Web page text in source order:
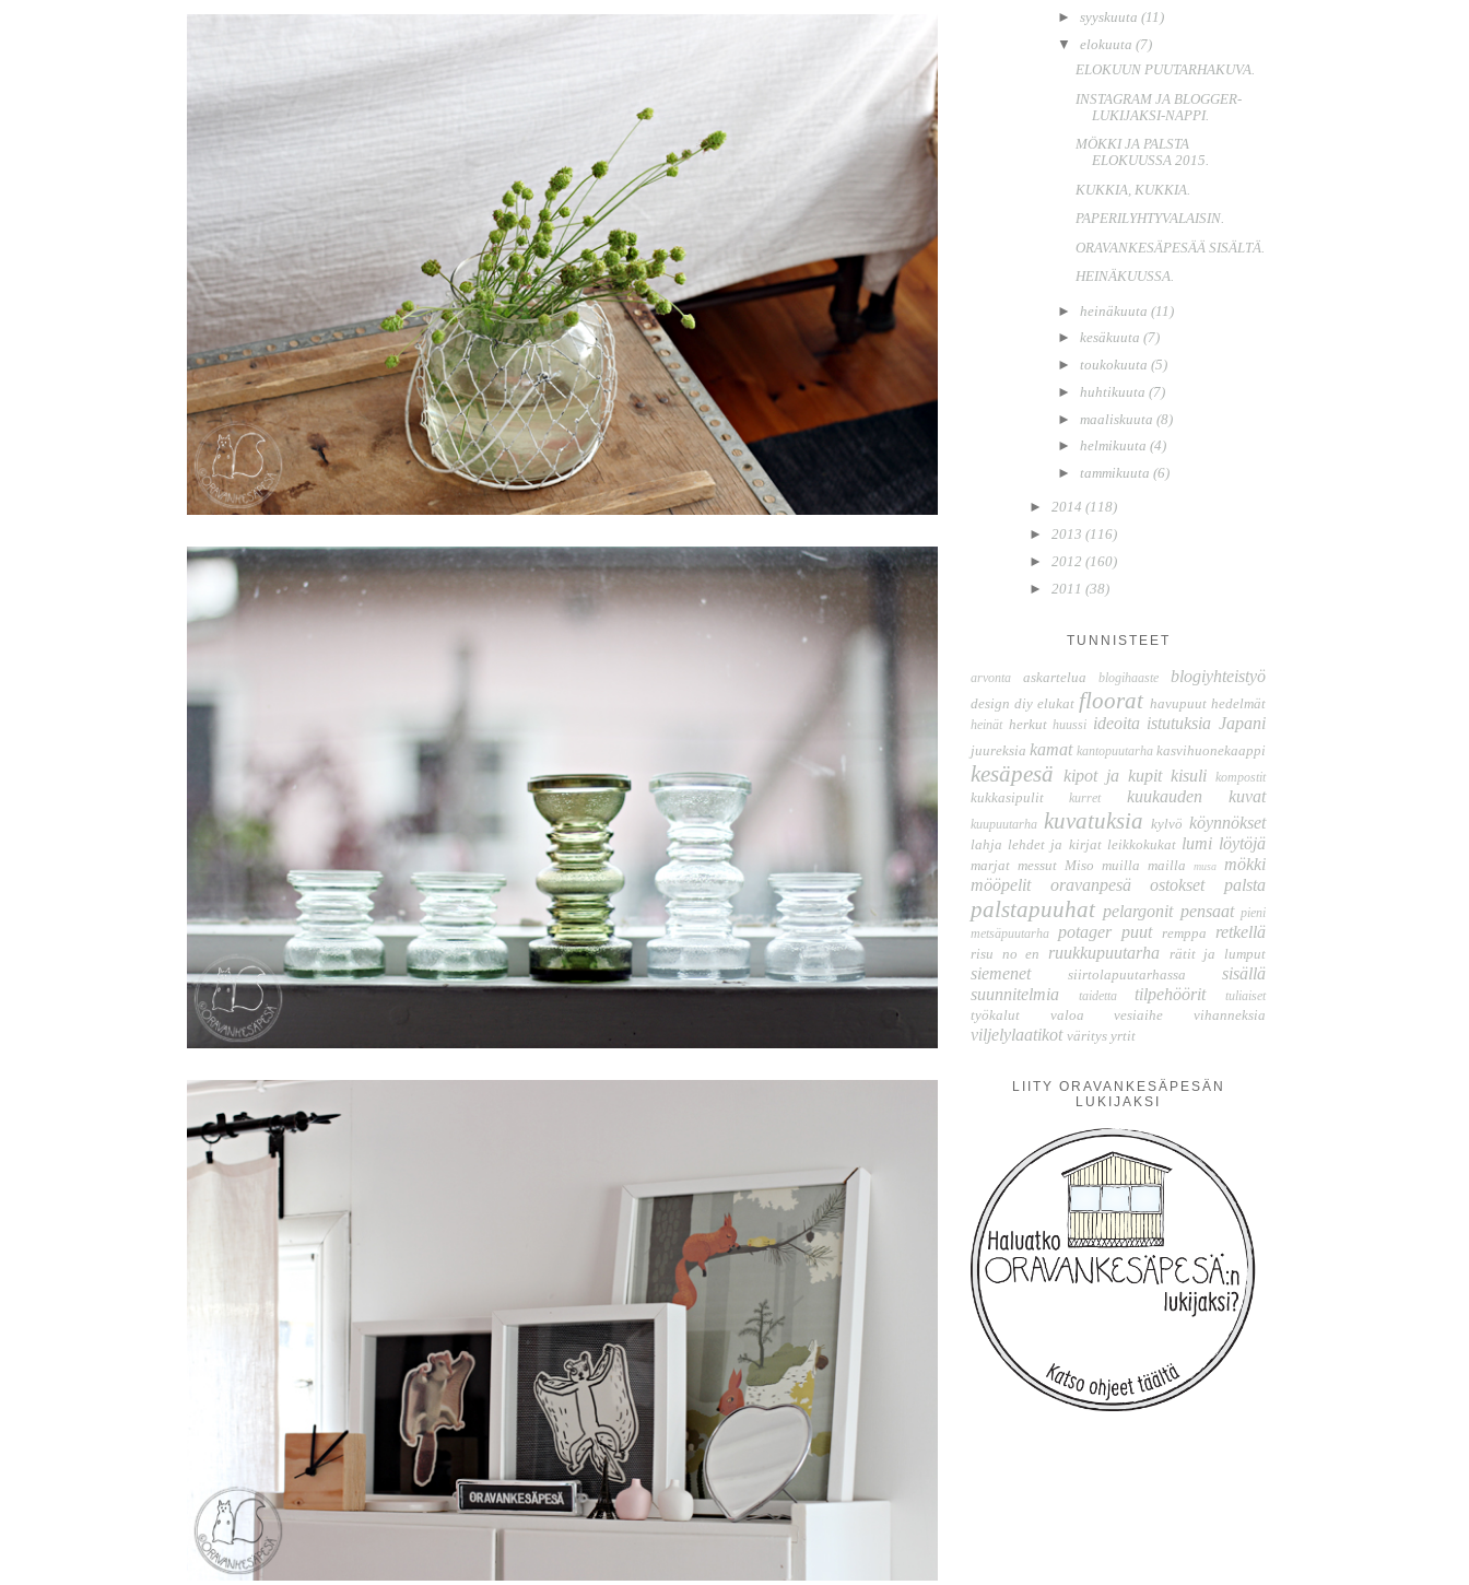
► syyskuuta (11)
▼
elokuuta (7)
ELOKUUN PUUTARHAKUVA.
INSTAGRAM JA BLOGGER-
LUKIJAKSI-NAPPI.
MÖKKI JA PALSTA
ELOKUUSSA 2015.
KUKKIA, KUKKIA.
PAPERILYHTYVALAISIN.
ORAVANKESÄPESÄÄ SISÄLTÄ.
HEINÄKUUSSA.
► heinäkuuta (11)
► kesäkuuta (7)
► toukokuuta (5)
► huhtikuuta (7)
► maaliskuuta (8)
► helmikuuta (4)
► tammikuuta (6)
►2014(118)
►2013(116)
► 2012(160)
► 2011(38)
TUNNISTEET
arvonta askartelua blogihaaste blogiyhteistyö
design diy elukat floorat havupuut hedelmät
heinät herkut huussi ideoita istutuksia Japani
juureksia kamat kantopuutarha kasvihuonekaappi
kesäpesä kipot ja kupit kisuli kompostit
kukkasipulit kurret kuukauden kuvat
kuupuutarha kuvatuksia kylvö köynnökset
lahja lehdet ja kirjat leikkokukat lumi löytöjä
marjat messut Miso muilla mailla musa
mökki
mööpelit
oravanpesä ostokset palsta
palstapuuhat pelargonit pensaat pieni
metsäpuutarha
potager puut remppa retkellä
risu no en ruukkupuutarha rätit ja lumput
siemenet siirtolapuutarhassa
sisällä
suunnitelmia
taidetta tilpehöörit tuliaiset
työkalut valoa vesiaihe vihanneksia
viljelylaatikot väritys yrtit
LIITY ORAVANKESÄPESÄN
LUKIJAKSI